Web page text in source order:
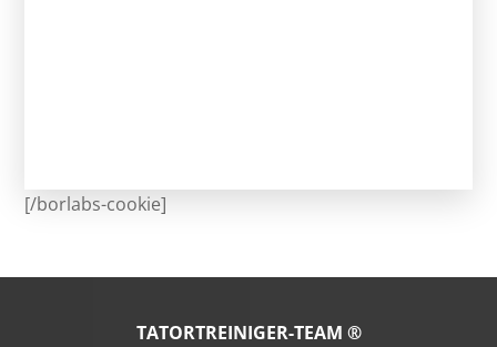
[/borlabs-cookie]
TATORTREINIGER-TEAM ®